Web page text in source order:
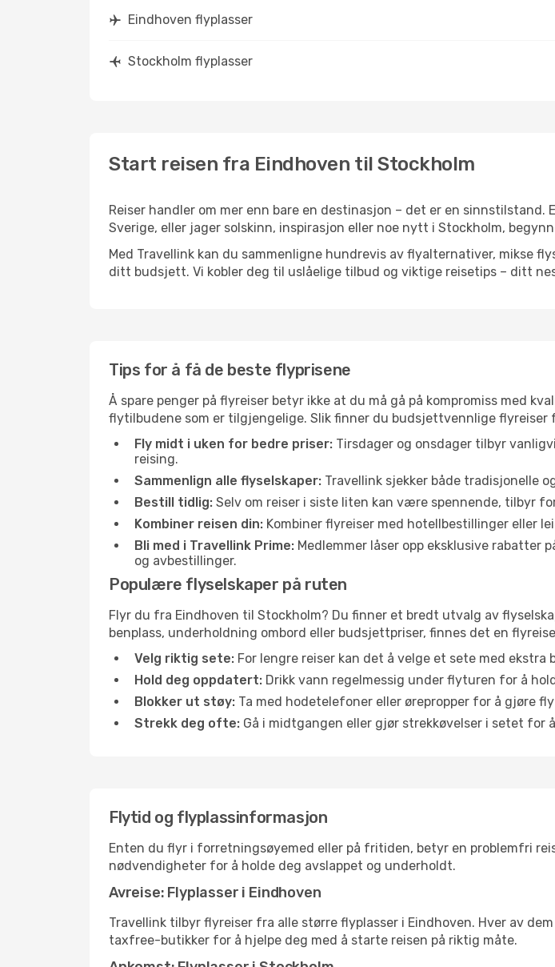
Eindhoven flyplasser
Stockholm flyplasser
Start reisen fra Eindhoven til Stockholm
Reiser handler om mer enn bare en destinasjon – det er en
Sverige, eller jager solskinn, inspirasjon eller noe nytt i Stockholm,
Med Travellink kan du sammenligne hundrevis av flyalternativer, mikse
ditt budsjett. Vi kobler deg til uslåelige tilbud og viktige reisetips – ditt
Tips for å få de beste flyprisene
Å spare penger på flyreiser betyr ikke at du må gå på kompromiss med
flytilbudene som er tilgjengelige. Slik finner du budsjettvennlige flyreiser
Fly midt i uken for bedre priser: Tirsdager og onsdager tilbyr
reising.
Sammenlign alle flyselskaper: Travellink sjekker både tradisjonelle
Bestill tidlig: Selv om reiser i siste liten kan være spennende, tilbyr
Kombiner reisen din: Kombiner flyreiser med hotellbestillinger eller
Bli med i Travellink Prime: Medlemmer låser opp eksklusive rabatter
og avbestillinger.
Populære flyselskaper på ruten
Flyr du fra Eindhoven til Stockholm? Du finner et bredt utvalg av
benplass, underholdning ombord eller budsjettpriser, finnes det en
Velg riktig sete: For lengre reiser kan det å velge et sete med
Hold deg oppdatert: Drikk vann regelmessig under flyturen for å
Blokker ut støy: Ta med hodetelefoner eller ørepropper for å gjøre
Strekk deg ofte: Gå i midtgangen eller gjør strekkøvelser i setet for
Flytid og flyplassinformasjon
Enten du flyr i forretningsøyemed eller på fritiden, betyr en problemfri
nødvendigheter for å holde deg avslappet og underholdt.
Avreise: Flyplasser i Eindhoven
Travellink tilbyr flyreiser fra alle større flyplasser i Eindhoven. Hver av
taxfree-butikker for å hjelpe deg med å starte reisen på riktig måte.